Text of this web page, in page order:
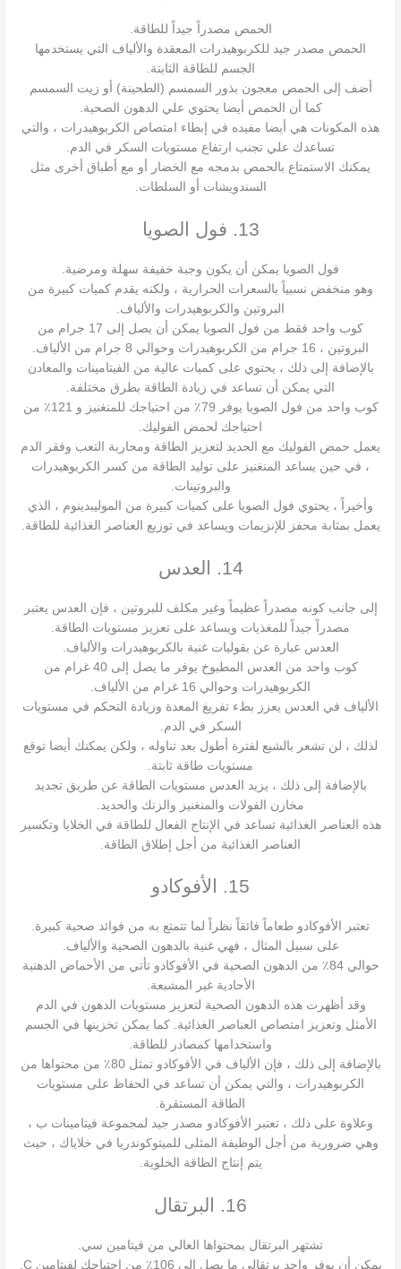
الحمص مصدراً جيداً للطاقة.
الحمص مصدر جيد للكربوهيدرات المعقدة والألياف التي يستخدمها
الجسم للطاقة الثابتة.
أضف إلى الحمص معجون بذور السمسم (الطحينة) أو زيت السمسم
كما أن الحمص أيضا يحتوي علي الدهون الصحية.
هذه المكونات هي أيضا مفيده في إبطاء امتصاص الكربوهيدرات ، والتي
تساعدك علي تجنب ارتفاع مستويات السكر في الدم.
يمكنك الاستمتاع بالحمص بدمجه مع الخضار أو مع أطباق أخرى مثل
السندويشات أو السلطات.
13. فول الصويا
فول الصويا يمكن أن يكون وجبة خفيفة سهلة ومرضية.
وهو منخفض نسبياً بالسعرات الحرارية ، ولكنه يقدم كميات كبيرة من
البروتين والكربوهيدرات والألياف.
كوب واحد فقط من فول الصويا يمكن أن يصل إلى 17 جرام من
البروتين ، 16 جرام من الكربوهيدرات وحوالي 8 جرام من الألياف.
بالإضافة إلى ذلك ، يحتوي على كميات عالية من الفيتامينات والمعادن
التي يمكن أن تساعد في زيادة الطاقة بطرق مختلفة.
كوب واحد من فول الصويا يوفر 79٪ من احتياجك للمنغنيز و 121٪ من
احتياجك لحمض الفوليك.
يعمل حمض الفوليك مع الحديد لتعزيز الطاقة ومحاربة التعب وفقر الدم
، في حين يساعد المنغنيز على توليد الطاقة من كسر الكربوهيدرات
والبروتينات.
وأخيراً ، يحتوي فول الصويا على كميات كبيرة من الموليبدينوم ، الذي
يعمل بمثابة محفز للإنزيمات ويساعد في توزيع العناصر الغذائية للطاقة.
14. العدس
إلى جانب كونه مصدراً عظيماً وغير مكلف للبروتين ، فإن العدس يعتبر
مصدراً جيداً للمغذيات ويساعد على تعزيز مستويات الطاقة.
العدس عبارة عن بقوليات غنية بالكربوهيدرات والألياف.
كوب واحد من العدس المطبوخ يوفر ما يصل إلى 40 غرام من
الكربوهيدرات وحوالي 16 غرام من الألياف.
الألياف في العدس يعزز بطء تفريغ المعدة وزيادة التحكم في مستويات
السكر في الدم.
لذلك ، لن تشعر بالشبع لفترة أطول بعد تناوله ، ولكن يمكنك أيضا توقع
مستويات طاقة ثابتة.
بالإضافة إلى ذلك ، يزيد العدس مستويات الطاقة عن طريق تجديد
مخازن الفولات والمنغنيز والزنك والحديد.
هذه العناصر الغذائية تساعد في الإنتاج الفعال للطاقة في الخلايا وتكسير
العناصر الغذائية من أجل إطلاق الطاقة.
15. الأفوكادو
تعتبر الأفوكادو طعاماً فائقاً نظراً لما تتمتع به من فوائد صحية كبيرة.
على سبيل المثال ، فهي غنية بالدهون الصحية والألياف.
حوالي 84٪ من الدهون الصحية في الأفوكادو تأتي من الأحماض الدهنية
الأحادية غير المشبعة.
وقد أظهرت هذه الدهون الصحية لتعزيز مستويات الدهون في الدم
الأمثل وتعزيز امتصاص العناصر الغذائية. كما يمكن تخزينها في الجسم
واستخدامها كمصادر للطاقة.
بالإضافة إلى ذلك ، فإن الألياف في الأفوكادو تمثل 80٪ من محتواها من
الكربوهيدرات ، والتي يمكن أن تساعد في الحفاظ على مستويات
الطاقة المستقرة.
وعلاوة على ذلك ، تعتبر الأفوكادو مصدر جيد لمجموعة فيتامينات ب ،
وهي ضرورية من أجل الوظيفة المثلى للميتوكوندريا في خلاياك ، حيث
يتم إنتاج الطاقة الخلوية.
16. البرتقال
تشتهر البرتقال بمحتواها العالي من فيتامين سي.
يمكن أن يوفر واحد برتقالي ما يصل إلى 106٪ من احتياجك لفيتامين C.